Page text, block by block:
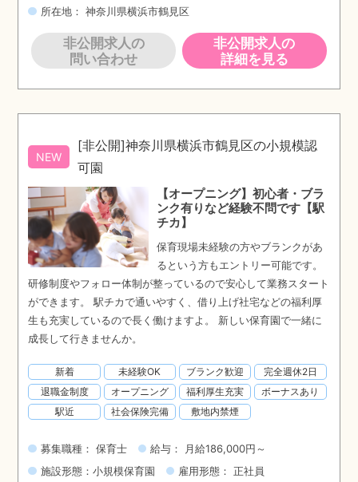
所在地： 神奈川県横浜市鶴見区
非公開求人の
問い合わせ
非公開求人の
詳細を見る
NEW
[非公開]神奈川県横浜市鶴見区の小規模認
可園
【オープニング】初心者・ブラ
ンク有りなど経験不問です【駅
チカ】
保育現場未経験の方やブランクがあ
るという方もエントリー可能です。
研修制度やフォロー体制が整っているので安心して業務スタート
ができます。 駅チカで通いやすく、借り上げ社宅などの福利厚
生も充実しているので長く働けますよ。 新しい保育園で一緒に
成長して行きませんか。
新着 未経験OK ブランク歓迎
完全週休2日
退職金制度
オープニング 福利厚生充実
ボーナスあり
駅近
社会保険完備 敷地内禁煙
募集職種： 保育士
給与： 月給186,000円～
施設形態：小規模保育園
雇用形態： 正社員